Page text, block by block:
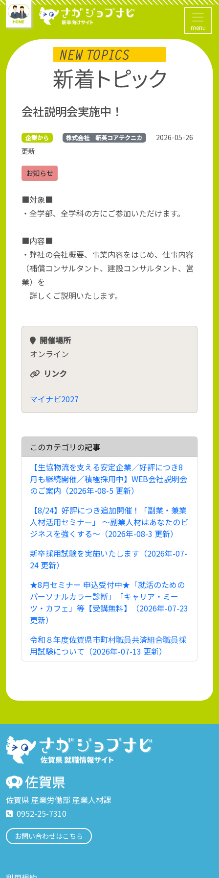
menu
会社説明会実施中！
企業から 株式会社 新英コアテクニカ
2026-05-26
更新
お知らせ
■対象■
・全学部、全学科の方にご参加いただけます。
■内容■
・弊社の会社概要、事業内容をはじめ、仕事内容
（補償コンサルタント、建設コンサルタント、営
業）を
詳しくご説明いたします。
開催場所
オンライン
リンク
マイナビ2027
このカテゴリの記事
【生協物流を支える安定企業／好評につき8
月も継続開催／積極採用中】WEB会社説明会
のご案内（2026年-08-5 更新）
【8/24】好評につき追加開催！「副業・兼業
人材活用セミナー」 ～副業人材はあなたのビ
ジネスを強くする～（2026年-08-3 更新）
新卒採用試験を実施いたします（2026年-07-
24 更新）
★8月セミナー 申込受付中★「就活のための
パーソナルカラー診断」「キャリア・ミー
ツ・カフェ」等【受講無料】（2026年-07-23
更新）
令和８年度佐賀県市町村職員共済組合職員採
用試験について（2026年-07-13 更新）
佐賀県 産業労働部 産業人材課
0952-25-7310
お問い合わせはこちら